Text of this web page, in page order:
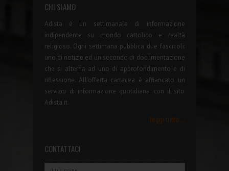
CHI SIAMO
Adista è un settimanale di informazione
indipendente su mondo cattolico e realtà
religioso. Ogni settimana pubblica due fascicoli:
uno di notizie ed un secondo di documentazione
che si alterna ad uno di approfondimento e di
riflessione. All'offerta cartacea è affiancato un
servizio di informazione quotidiana con il sito
Adista.it.
leggi tutto...
CONTATTACI